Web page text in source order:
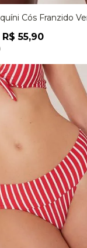
G
M
ADICIONAR À SACOLA
Cós Franzido
R$ 55,90